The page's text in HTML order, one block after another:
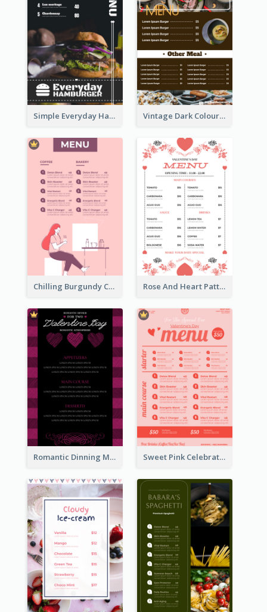
Simple Everyday Hamburger Menu In Black Vintage Dark Colour Tone Menu Of Western Restaurant
Chilling Burgundy Coffee And Bakery Menu Design Rose And Heart Pattern Menu Design Ideas
Romantic Dinning Menu For Two Design Templates Sweet Pink Celebration Menu Template Design